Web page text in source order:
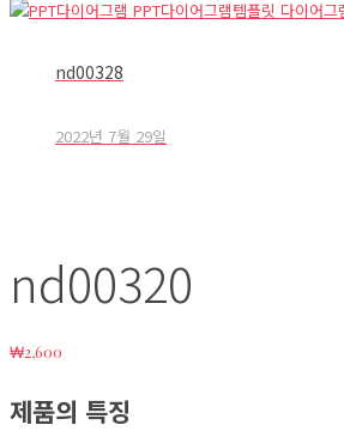
nd00328
2022년 7월 29일
nd00320
₩2,600
제품의 특징